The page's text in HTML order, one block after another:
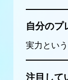
自分のプ
実力とい
注目して